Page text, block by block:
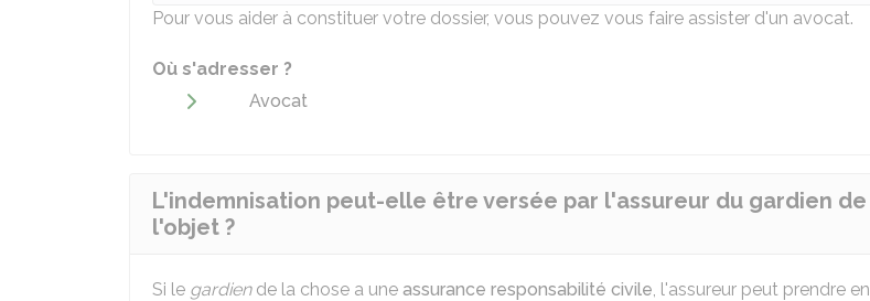
Pour vous aider à constituer votre dossier, vous pouvez vous faire assister d'un avocat.
Où s'adresser ?
Avocat
L'indemnisation peut-elle être versée par l'assureur du gardien de
l'objet ?
Si le gardiende la chose a une assurance responsabilité civile, l'assureur peut prendre en